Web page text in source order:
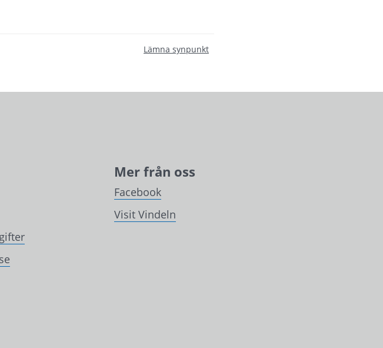
Lämna synpunkt
Mer från oss
Facebook
Visit Vindeln